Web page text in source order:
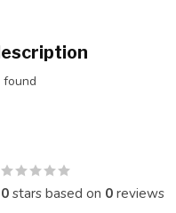
found
0stars based on 0reviews